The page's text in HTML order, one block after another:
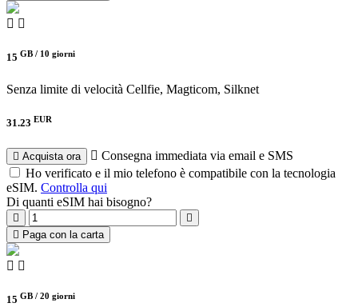
15 GB / 10 giorni
Senza limite di velocità Cellfie, Magticom, Silknet
31.23 EUR
Acquista ora
Consegna immediata via email e SMS
Ho verificato e il mio telefono è compatibile con la tecnologia
eSIM. Controlla qui
Di quanti eSIM hai bisogno?
Paga con la carta
15 GB / 20 giorni